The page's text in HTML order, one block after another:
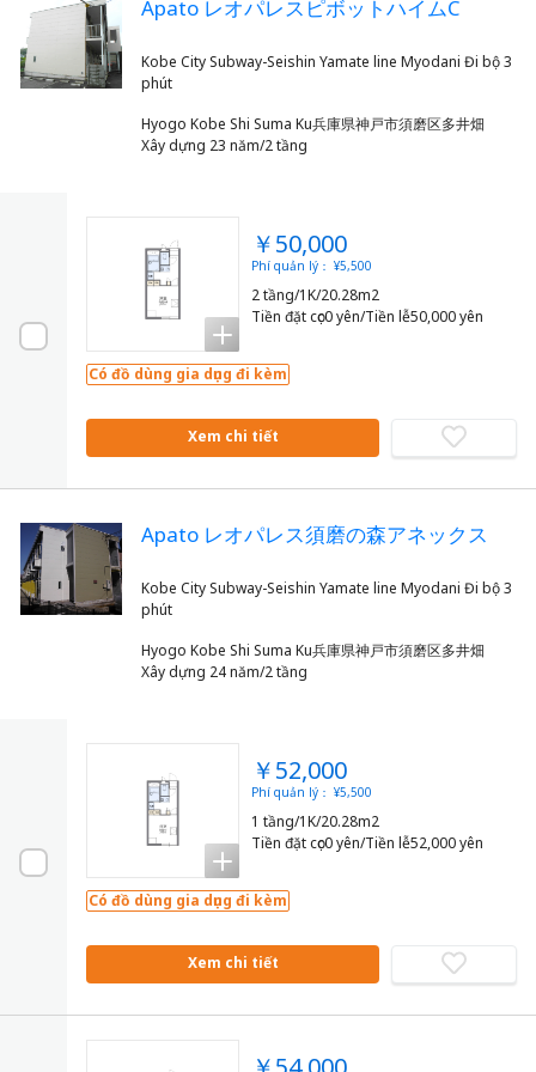
Apato レオパレスピボットハイムC
Kobe City Subway-Seishin Yamate line Myodani Đi bộ 3
Hyogo Kobe Shi Suma Ku兵庫県神戸市須磨区多井畑
Xây dựng 23 năm/2 tầng
￥50,000
Phí quản lý： ¥5,500
2 tầng/1K/20.28m2
Tiền đặt cọc0 yên/Tiền lễ50,000 yên
Có đồ dùng gia dụng đi kèm
Xem chi tiết
Apato レオパレス須磨の森アネックス
Kobe City Subway-Seishin Yamate line Myodani Đi bộ 3
Hyogo Kobe Shi Suma Ku兵庫県神戸市須磨区多井畑
Xây dựng 24 năm/2 tầng
￥52,000
Phí quản lý： ¥5,500
1 tầng/1K/20.28m2
Tiền đặt cọc0 yên/Tiền lễ52,000 yên
Có đồ dùng gia dụng đi kèm
Xem chi tiết